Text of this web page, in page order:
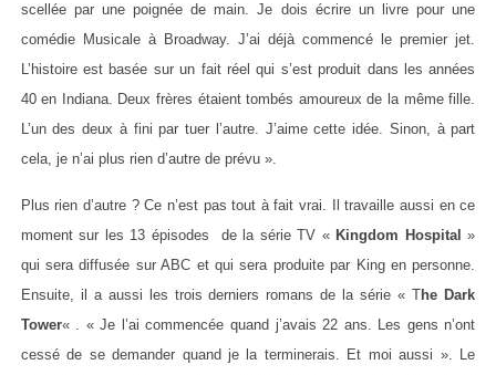
scellée par une poignée de main. Je dois écrire un livre pour une
comédie Musicale à Broadway. J’ai déjà commencé le premier jet.
L’histoire est basée sur un fait réel qui s’est produit dans les années
40 en Indiana. Deux frères étaient tombés amoureux de la même fille.
L’un des deux à fini par tuer l’autre. J’aime cette idée. Sinon, à part
cela, je n’ai plus rien d’autre de prévu ».
Plus rien d’autre ? Ce n’est pas tout à fait vrai. Il travaille aussi en ce
moment sur les 13 épisodes de la série TV « Kingdom Hospital »
qui sera diffusée sur ABC et qui sera produite par King en personne.
Ensuite, il a aussi les trois derniers romans de la série « The Dark
Tower« . « Je l’ai commencée quand j’avais 22 ans. Les gens n’ont
cessé de se demander quand je la terminerais. Et moi aussi ». Le